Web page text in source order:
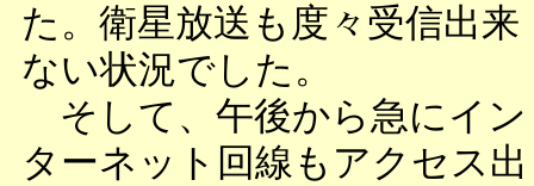
た。衛星放送も度々受信出来
ない状況でした。
そして、午後から急にイン
ターネット回線もアクセス出